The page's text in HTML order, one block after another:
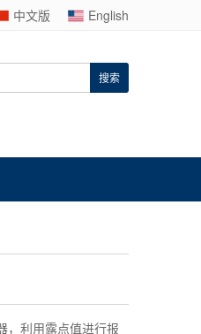
中文版 English
，利用露点值进行报